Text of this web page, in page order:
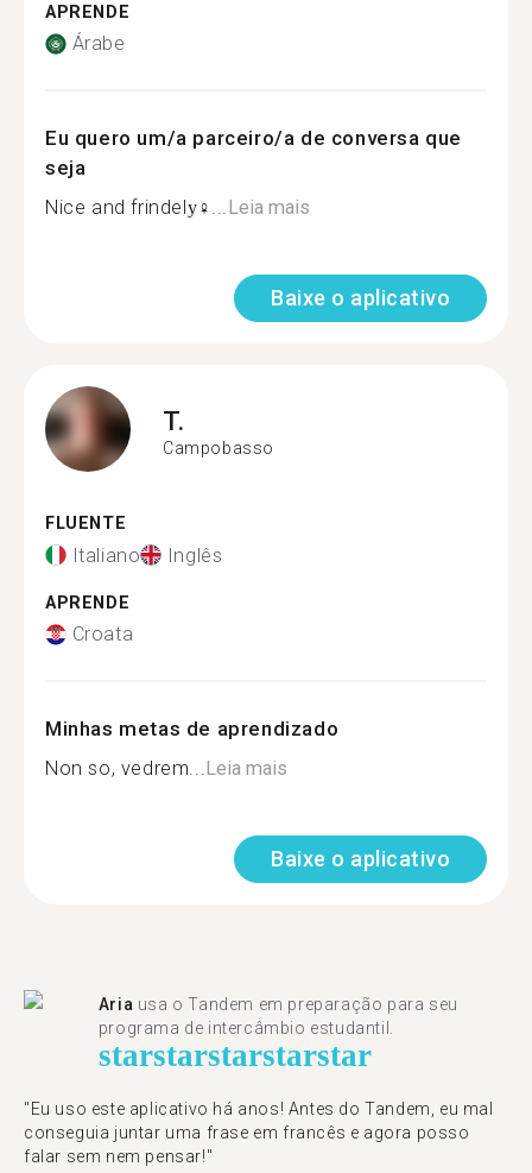
APRENDE
Árabe
Eu quero um/a parceiro/a de conversa que
seja
Nice and frindely‍♀...Leia mais
Baixe o aplicativo
T.
Campobasso
FLUENTE
Italiano Inglês
APRENDE
Croata
Minhas metas de aprendizado
Non so, vedrem...Leia mais
Baixe o aplicativo
Aria usa o Tandem em preparação para seu
programa de intercâmbio estudantil.
starstarstarstarstar
"​​Eu uso este aplicativo há anos! Antes do Tandem, eu mal
conseguia juntar uma frase em francês e agora posso
falar sem nem pensar!"